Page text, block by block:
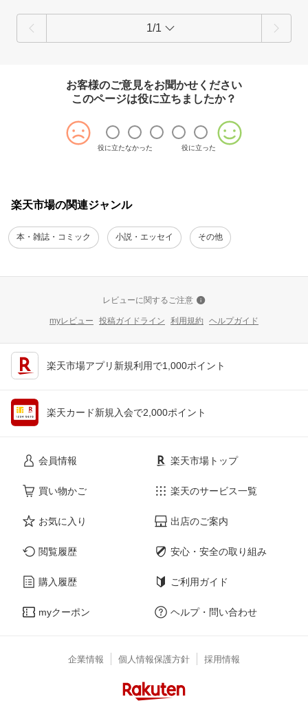
1/1
お客様のご意見をお聞かせください
このページは役に立ちましたか？
役に立たなかった 役に立った
楽天市場の関連ジャンル
本・雑誌・コミック 小説・エッセイ その他
レビューに関するご注意
myレビュー 投稿ガイドライン 利用規約 ヘルプガイド
楽天市場アプリ新規利用で1,000ポイント
楽天カード新規入会で2,000ポイント
会員情報
買い物かご
お気に入り
閲覧履歴
購入履歴
myクーポン
楽天市場トップ
楽天のサービス一覧
出店のご案内
安心・安全の取り組み
ご利用ガイド
ヘルプ・問い合わせ
企業情報 個人情報保護方針 採用情報